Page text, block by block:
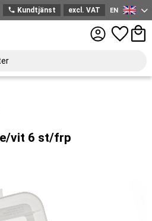
phone Kundtjänst excl. VAT
English
EN
Favorites
vit 6 st/frp